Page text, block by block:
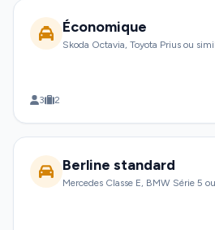
Économique
Skoda Octavia, Toyota Prius ou
3 2
Berline standard
Mercedes Classe E, BMW Série 5